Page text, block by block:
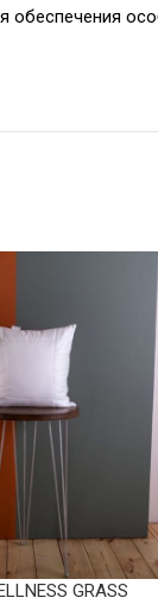
GRASS